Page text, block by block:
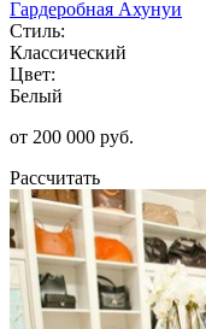
Гардеробная Ахунуи
Стиль:
Классический
Цвет:
Белый
от 200 000 руб.
Рассчитать